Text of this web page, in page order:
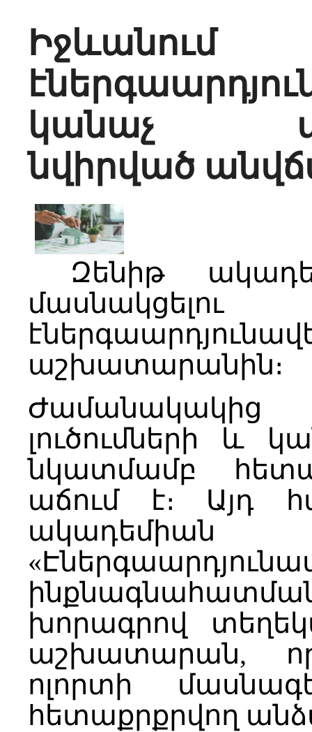
կանաչ
նվիրված
Զենիթ
մասնակցելու
աշխատարանին։
լուծումների և
նկատմամբ
աճում է։ Այդ
ակադեմիան
խորագրով
աշխատարան,
ոլորտի
հետաքրքրվող